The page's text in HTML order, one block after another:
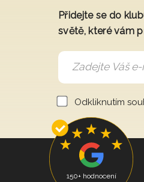
Přidejte se do
světě, které vám
Odkliknutím
150+ hodnocení